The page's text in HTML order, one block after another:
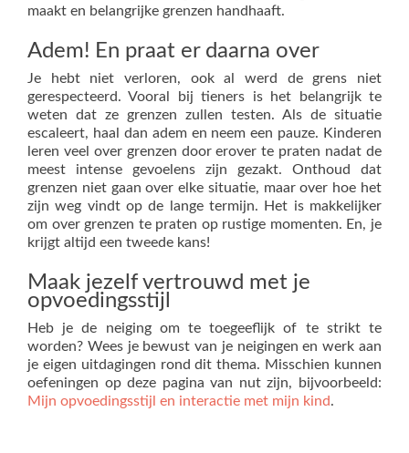
maakt en belangrijke grenzen handhaaft.
Adem! En praat er daarna over
Je hebt niet verloren, ook al werd de grens niet
gerespecteerd. Vooral bij tieners is het belangrijk te
weten dat ze grenzen zullen testen. Als de situatie
escaleert, haal dan adem en neem een pauze. Kinderen
leren veel over grenzen door erover te praten nadat de
meest intense gevoelens zijn gezakt. Onthoud dat
grenzen niet gaan over elke situatie, maar over hoe het
zijn weg vindt op de lange termijn. Het is makkelijker
om over grenzen te praten op rustige momenten. En, je
krijgt altijd een tweede kans!
Maak jezelf vertrouwd met je
opvoedingsstijl
Heb je de neiging om te toegeeflijk of te strikt te
worden? Wees je bewust van je neigingen en werk aan
je eigen uitdagingen rond dit thema. Misschien kunnen
oefeningen op deze pagina van nut zijn, bijvoorbeeld:
Mijn opvoedingsstijl en interactie met mijn kind.